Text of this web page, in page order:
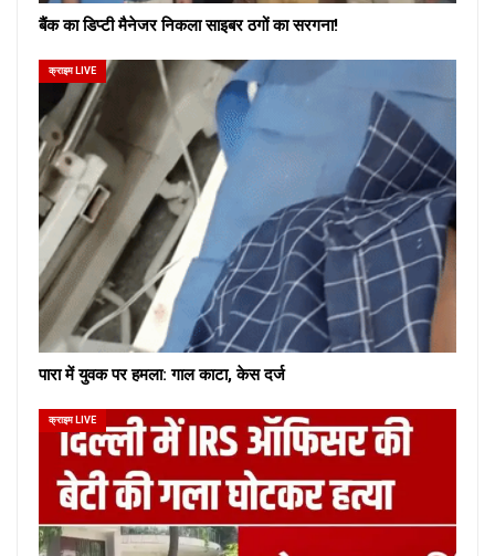
बैंक का डिप्टी मैनेजर निकला साइबर ठगों का सरगना!
क्राइम LIVE
पारा में युवक पर हमला: गाल काटा, केस दर्ज
क्राइम LIVE